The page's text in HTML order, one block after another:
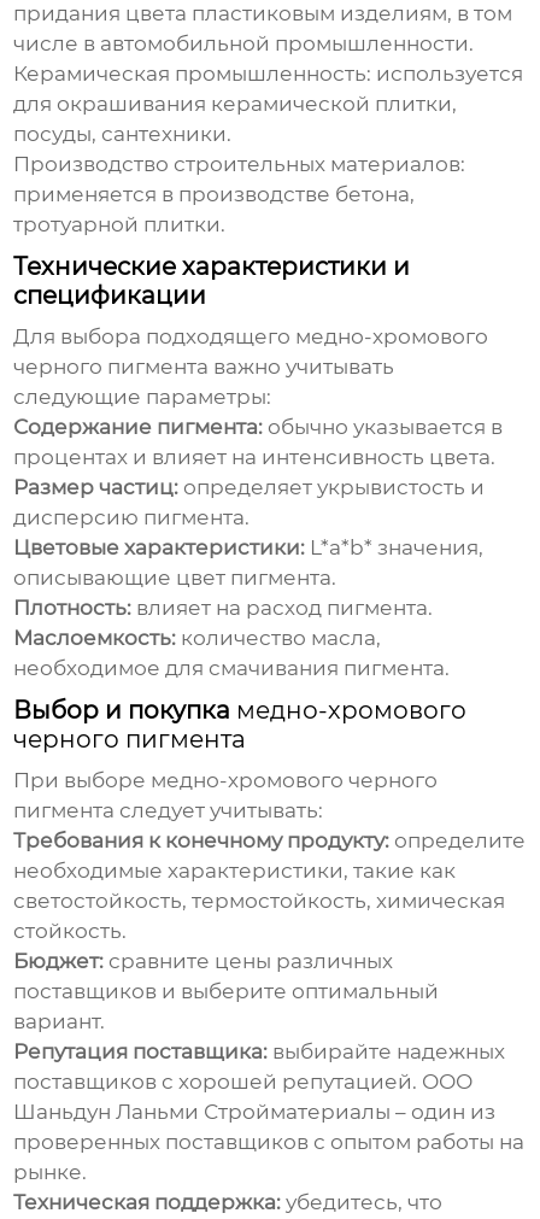
придания цвета пластиковым изделиям, в том
числе в автомобильной промышленности.
Керамическая промышленность: используется
для окрашивания керамической плитки,
посуды, сантехники.
Производство строительных материалов:
применяется в производстве бетона,
тротуарной плитки.
Технические характеристики и
спецификации
Для выбора подходящего медно-хромового
черного пигмента важно учитывать
следующие параметры:
Содержание пигмента: обычно указывается в
процентах и влияет на интенсивность цвета.
Размер частиц: определяет укрывистость и
дисперсию пигмента.
Цветовые характеристики: L*a*b* значения,
описывающие цвет пигмента.
Плотность: влияет на расход пигмента.
Маслоемкость: количество масла,
необходимое для смачивания пигмента.
Выбор и покупка медно-хромового
черного пигмента
При выборе медно-хромового черного
пигмента следует учитывать:
Требования к конечному продукту: определите
необходимые характеристики, такие как
светостойкость, термостойкость, химическая
стойкость.
Бюджет: сравните цены различных
поставщиков и выберите оптимальный
вариант.
Репутация поставщика: выбирайте надежных
поставщиков с хорошей репутацией. ООО
Шаньдун Ланьми Стройматериалы – один из
проверенных поставщиков с опытом работы на
рынке.
Техническая поддержка: убедитесь, что